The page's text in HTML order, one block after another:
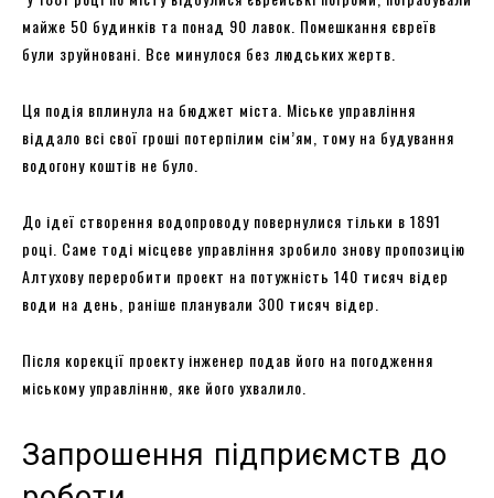
майже 50 будинків та понад 90 лавок. Помешкання євреїв
були зруйновані. Все минулося без людських жертв.
Ця подія вплинула на бюджет міста. Міське управління
віддало всі свої гроші потерпілим сім’ям, тому на будування
водогону коштів не було.
До ідеї створення водопроводу повернулися тільки в 1891
році. Саме тоді місцеве управління зробило знову пропозицію
Алтухову переробити проект на потужність 140 тисяч відер
води на день, раніше планували 300 тисяч відер.
Після корекції проекту інженер подав його на погодження
міському управлінню, яке його ухвалило.
Запрошення підприємств до